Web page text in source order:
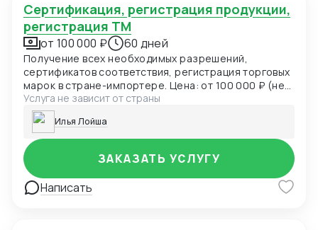
Сертификация, регистрация продукции,
регистрация ТМ
от 100 000 ₽ 60 дней
Получение всех необходимых разрешений,
сертификатов соответствия, регистрация торговых
марок в стране-импортере. Цена: от 100 000 ₽ (не
включает расходы по оплате госпошлин и услуг
иностранных подрядчиков) Срок: 1-3 месяца
Услуга не зависит от страны
Илья Лойша
Написать
ЗАКАЗАТЬ УСЛУГУ